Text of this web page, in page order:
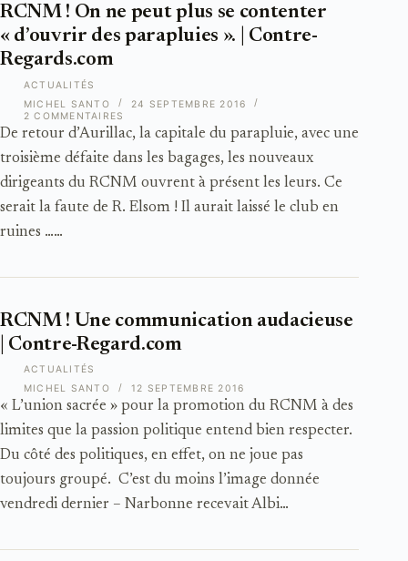
ACTUALITÉS
RCNM ! On ne peut plus se contenter
« d’ouvrir des parapluies ». | Contre-
Regards.com
De retour d’Aurillac, la capitale du parapluie, avec une
troisième défaite dans les bagages, les nouveaux
dirigeants du RCNM ouvrent à présent les leurs. Ce
serait la faute de R. Elsom ! Il aurait laissé le club en
ruines ……
MICHEL SANTO
24 SEPTEMBRE 2016
2 COMMENTAIRES
ACTUALITÉS
RCNM ! Une communication audacieuse
| Contre-Regard.com
« L’union sacrée » pour la promotion du RCNM à des
limites que la passion politique entend bien respecter.
Du côté des politiques, en effet, on ne joue pas
toujours groupé. C’est du moins l’image donnée
vendredi dernier – Narbonne recevait Albi…
MICHEL SANTO 12 SEPTEMBRE 2016